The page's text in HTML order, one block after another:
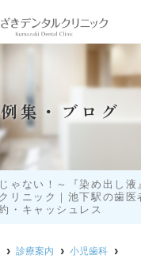
集・ブログ
ゃない！～『染め出し液
リニック｜池下駅の歯医
・キャッシュレス
診療案内
小児歯科